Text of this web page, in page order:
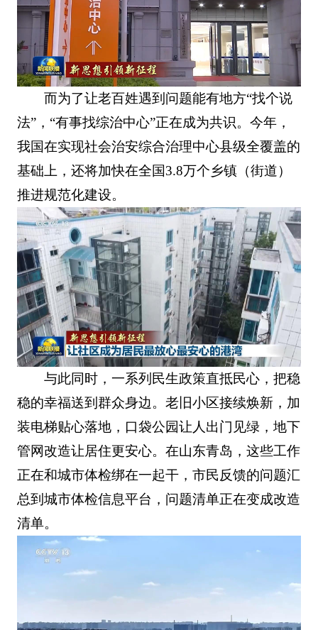
而为了让老百姓遇到问题能有地方“找个说
法”，“有事找综治中心”正在成为共识。今年，
我国在实现社会治安综合治理中心县级全覆盖的
基础上，还将加快在全国3.8万个乡镇（街道）
推进规范化建设。
与此同时，一系列民生政策直抵民心，把稳
稳的幸福送到群众身边。老旧小区接续焕新，加
装电梯贴心落地，口袋公园让人出门见绿，地下
管网改造让居住更安心。在山东青岛，这些工作
正在和城市体检绑在一起干，市民反馈的问题汇
总到城市体检信息平台，问题清单正在变成改造
清单。